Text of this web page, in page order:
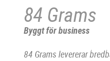
84 Grams
Byggt för business
84 Grams levererar